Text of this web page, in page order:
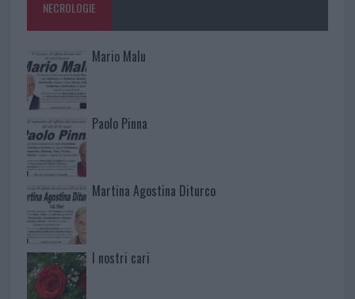
NECROLOGIE
Mario Malu
Paolo Pinna
Martina Agostina Diturco
I nostri cari